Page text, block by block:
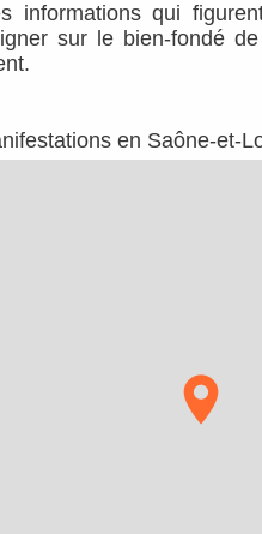
informations qui
sur le bien-fondé
en Saône-et-